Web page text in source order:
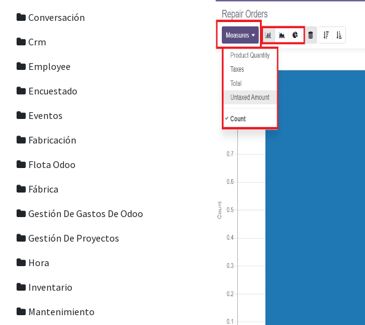
Conversación
Crm
Employee
Encuestado
Eventos
Fabricación
Flota Odoo
Fábrica
Gestión De Gastos De Odoo
Gestión De Proyectos
Hora
Inventario
Mantenimiento